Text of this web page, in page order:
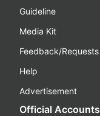
Guideline
Media Kit
Feedback/Requests
Help
Advertisement
Official Accounts